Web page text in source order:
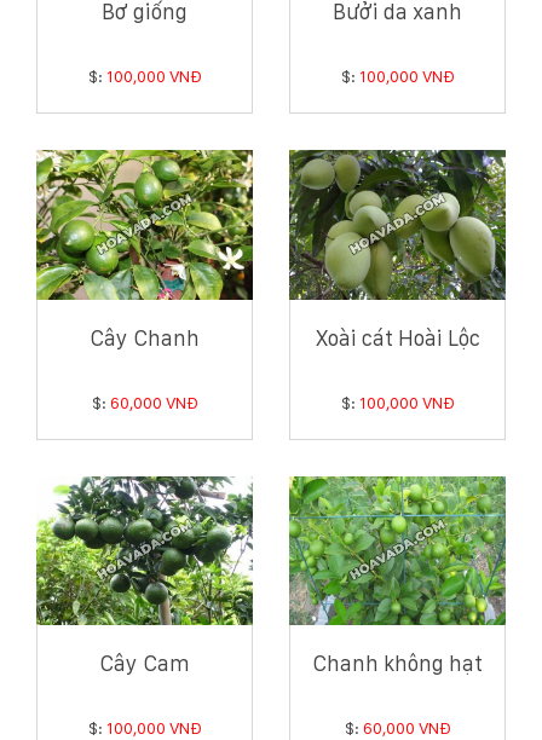
Bơ giống
$: 100,000 VNĐ
Bưởi da xanh
$: 100,000 VNĐ
Cây Chanh
$: 60,000 VNĐ
Xoài cát Hoài Lộc
$: 100,000 VNĐ
Cây Cam
$: 100,000 VNĐ
Chanh không hạt
$: 60,000 VNĐ